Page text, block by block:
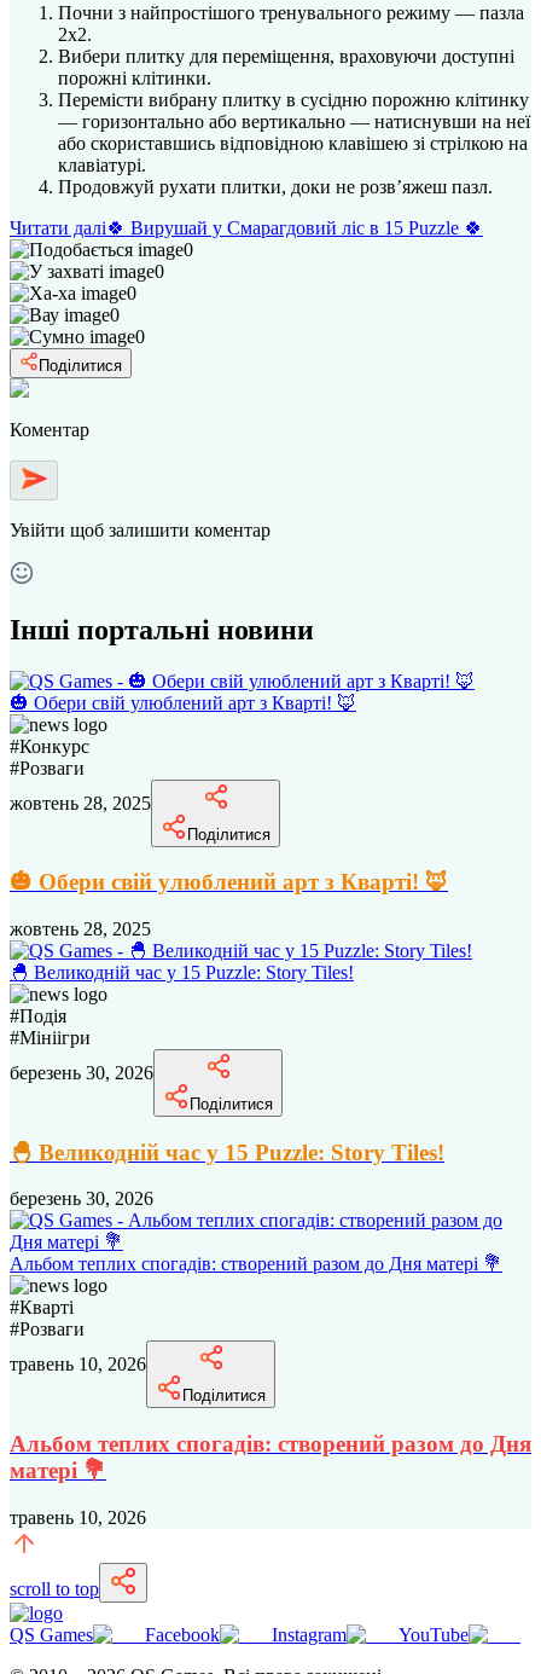
Почни з найпростішого тренувального режиму — пазла
2x2.
Вибери плитку для переміщення, враховуючи доступні
порожні клітинки.
Перемісти вибрану плитку в сусідню порожню клітинку
— горизонтально або вертикально — натиснувши на неї
або скориставшись відповідною клавішею зі стрілкою на
клавіатурі.
Продовжуй рухати плитки, доки не розв’яжеш пазл.
Читати далі🍀 Вирушай у Смарагдовий ліс в 15 Puzzle 🍀
0
0
0
0
0
Поділитися
Коментар
Увійти щоб залишити коментар
Інші портальні новини
🎃 Обери свій улюблений арт з Кварті! 🦊
#Конкурс
#Розваги
жовтень 28, 2025
Поділитися
🎃 Обери свій улюблений арт з Кварті! 🦊
жовтень 28, 2025
🐣 Великодній час у 15 Puzzle: Story Tiles!
#Подія
#Мініігри
березень 30, 2026
Поділитися
🐣 Великодній час у 15 Puzzle: Story Tiles!
березень 30, 2026
Альбом теплих спогадів: створений разом до Дня матері 💐
#Кварті
#Розваги
травень 10, 2026
Поділитися
Альбом теплих спогадів: створений разом до Дня
матері 💐
травень 10, 2026
scroll to top
QS Games Facebook Instagram
YouTube